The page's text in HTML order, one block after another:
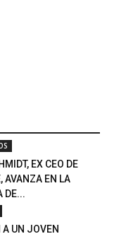
EX CEO DE
AVANZA EN LA
DE...
A UN JOVEN